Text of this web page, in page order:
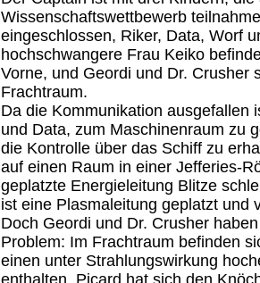
Wissenschaftswettbewerb
eingeschlossen, Riker, Data, Worf
hochschwangere Frau Keiko
Vorne, und Geordi und Dr. Crusher
Frachtraum.
Da die Kommunikation ausgefallen
und Data, zum Maschinenraum zu
die Kontrolle über das Schiff zu
auf einen Raum in einer Jefferies-
geplatzte Energieleitung Blitze
ist eine Plasmaleitung geplatzt und
Doch Geordi und Dr. Crusher
Problem: Im Frachtraum befinden
einen unter Strahlungswirkung
enthalten. Picard hat sich den